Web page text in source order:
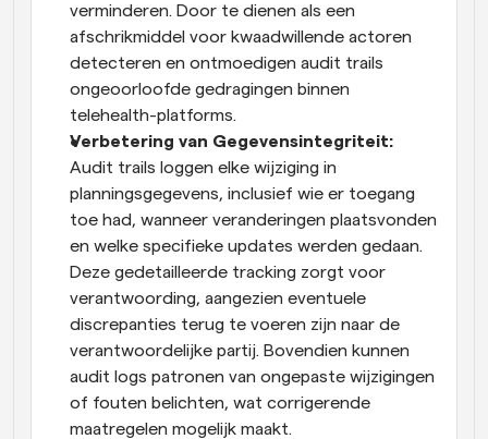
verminderen. Door te dienen als een
afschrikmiddel voor kwaadwillende actoren
detecteren en ontmoedigen audit trails
ongeoorloofde gedragingen binnen
telehealth-platforms.
Audit trails loggen elke wijziging in
planningsgegevens, inclusief wie er toegang
toe had, wanneer veranderingen plaatsvonden
en welke specifieke updates werden gedaan.
Deze gedetailleerde tracking zorgt voor
verantwoording, aangezien eventuele
discrepanties terug te voeren zijn naar de
verantwoordelijke partij. Bovendien kunnen
audit logs patronen van ongepaste wijzigingen
of fouten belichten, wat corrigerende
maatregelen mogelijk maakt.